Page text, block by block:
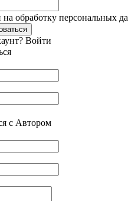
на обработку персональных
Войти
с Автором